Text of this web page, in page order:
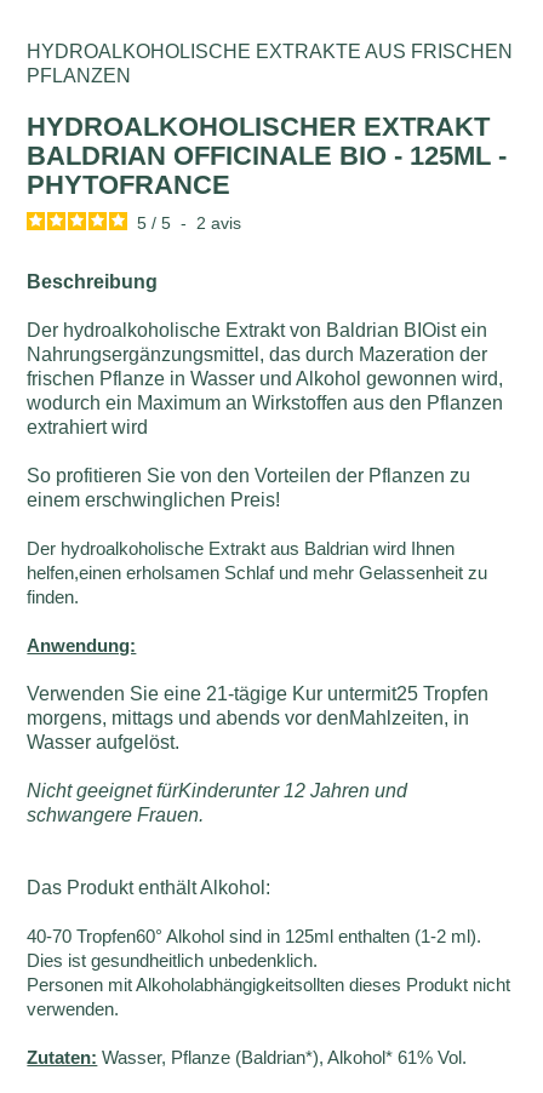
HYDROALKOHOLISCHE EXTRAKTE AUS FRISCHEN
PFLANZEN
HYDROALKOHOLISCHER EXTRAKT
BALDRIAN OFFICINALE BIO - 125ML -
PHYTOFRANCE
5 / 5 - 2avis
Beschreibung
Der hydroalkoholische Extrakt von Baldrian BIOist ein
Nahrungsergänzungsmittel, das durch Mazeration der
frischen Pflanze in Wasser und Alkohol gewonnen wird,
wodurch ein Maximum an Wirkstoffen aus den Pflanzen
extrahiert wird
So profitieren Sie von den Vorteilen der Pflanzen zu
einem erschwinglichen Preis!
Der hydroalkoholische Extrakt aus Baldrian wird Ihnen
helfen,einen erholsamen Schlaf und mehr Gelassenheit zu
finden.
Anwendung:
Verwenden Sie eine 21-tägige Kur untermit25 Tropfen
morgens, mittags und abends vor denMahlzeiten, in
Wasser aufgelöst.
Nicht geeignet fürKinderunter 12 Jahren und
schwangere Frauen.
Das Produkt enthält Alkohol:
40-70 Tropfen60° Alkohol sind in 125ml enthalten (1-2 ml).
Dies ist gesundheitlich unbedenklich.
Personen mit Alkoholabhängigkeitsollten dieses Produkt nicht
verwenden.
Zutaten: Wasser, Pflanze (Baldrian*), Alkohol* 61% Vol.